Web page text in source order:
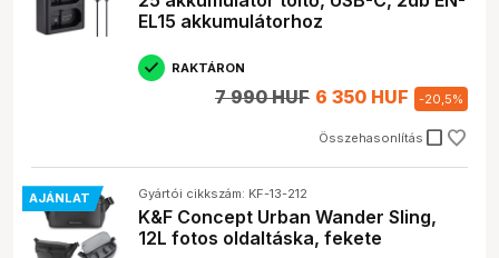
EL15 akkumulátorhoz
RAKTÁRON
Összehasonlítás check_box_outline_blank
7 990 HUF 6 350 HUF -20,5%
AJÁNLAT Gyártói cikkszám: KF-13-212
K&F Concept Urban Wander Sling,
12L fotos oldaltáska, fekete